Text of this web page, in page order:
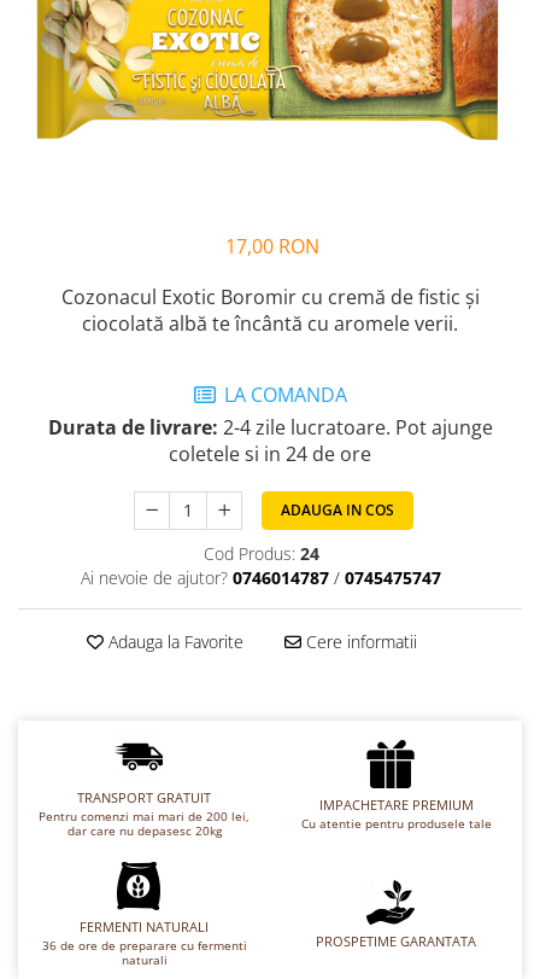
Cozonac Cadou
Cozonac cu Unt
Cozonac Royal
Cozonac Mos Craciun
Cozonac Duofino
Fursecuri
Creme tartinabile
Chec
Prajituri
Prajituri Red Collection
Prajituri cafea
Torturi ambalate
Torti
17,00 RON
Cozonacul Exotic Boromir cu cremă de fistic și
ciocolată albă te încântă cu aromele verii.
LA COMANDA
Durata de livrare: 2-4 zile lucratoare. Pot ajunge
coletele si in 24 de ore
ADAUGA IN COS
Cod Produs: 24
Ai nevoie de ajutor? 0746014787 / 0745475747
Adauga la Favorite Cere informatii
TRANSPORT GRATUIT
Pentru comenzi mai mari de 200 lei,
dar care nu depasesc 20kg
IMPACHETARE PREMIUM
Cu atentie pentru produsele tale
FERMENTI NATURALI
36 de ore de preparare cu fermenti
naturali
PROSPETIME GARANTATA